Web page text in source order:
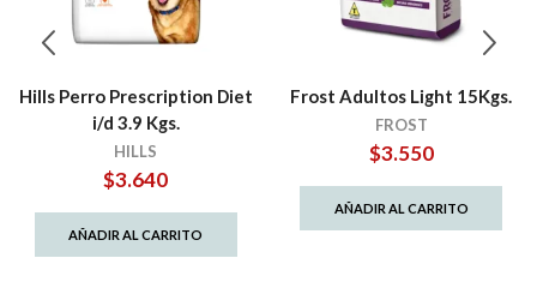
Hills Perro Prescription Diet
i/d 3.9 Kgs.
HILLS
$3.640
AÑADIR AL CARRITO
Frost Adultos Light 15Kgs.
FROST
$3.550
AÑADIR AL CARRITO